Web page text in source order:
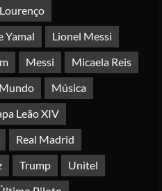
Yamal
Lionel Messi
Messi
Micaela Reis
Mundo
Música
Leão XIV
Real Madrid
Trump
Unitel